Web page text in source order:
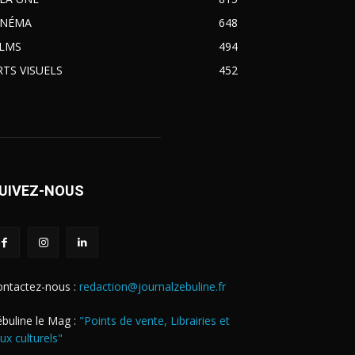
648
494
VISUELS
452
NOUS
nous : redaction@journalzebuline.fr
le Mag : "Points de vente, Librairies et
culturels"